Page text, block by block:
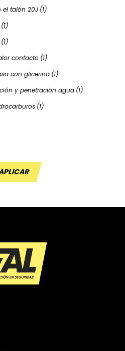
el talón 20J (1)
(1)
(1)
contacto (1)
con glicerina (1)
y penetración agua (1)
(1)